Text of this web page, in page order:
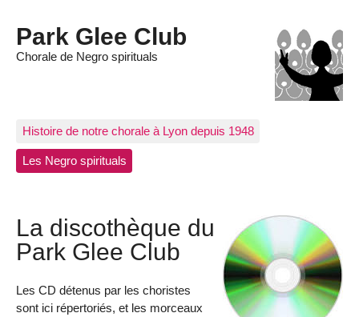
Park Glee Club
Chorale de Negro spirituals
Histoire de notre chorale à Lyon depuis 1948
Les Negro spirituals
La discothèque du
Park Glee Club
Les CD détenus par les choristes
sont ici répertoriés, et les morceaux